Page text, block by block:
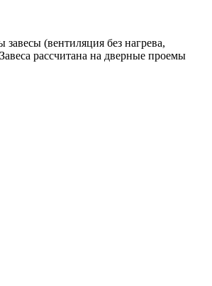
(вентиляция без нагрева,
рассчитана на дверные проемы